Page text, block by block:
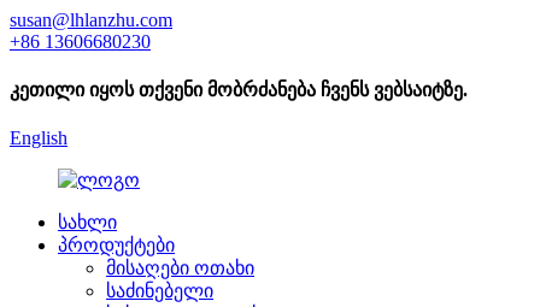
susan@lhlanzhu.com
+86 13606680230
კეთილი იყოს თქვენი მობრძანება ჩვენს ვებსაიტზე.
English
სახლი
პროდუქტები
მისაღები ოთახი
საძინებელი